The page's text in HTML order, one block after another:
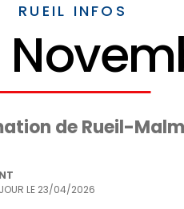
RUEIL INFOS
de Rueil-
LE 23/04/2026